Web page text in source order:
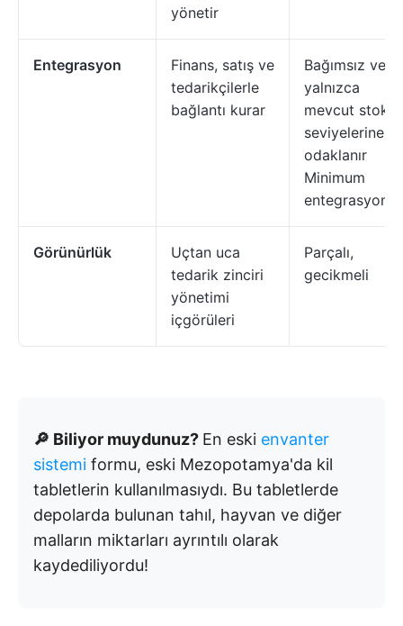
yönetir
Entegrasyon
Finans, satış ve
tedarikçilerle
bağlantı kurar
Bağımsız ve
yalnızca
mevcut stok
seviyelerine
odaklanır
Minimum
entegrasyon
Görünürlük
Uçtan uca
tedarik zinciri
yönetimi
içgörüleri
Parçalı,
gecikmeli
🔎 Biliyor muydunuz? En eski envanter
sistemi formu, eski Mezopotamya'da kil
tabletlerin kullanılmasıydı. Bu tabletlerde
depolarda bulunan tahıl, hayvan ve diğer
malların miktarları ayrıntılı olarak
kaydediliyordu!